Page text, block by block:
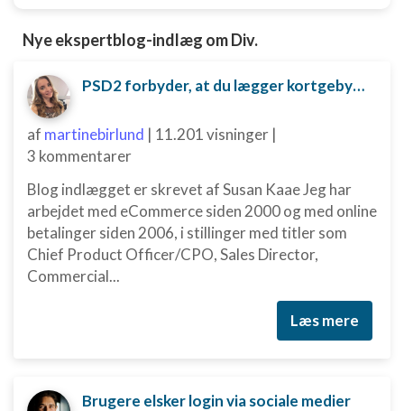
Nye ekspertblog-indlæg om Div.
PSD2 forbyder, at du lægger kortgebyret ud til dine kunder fra 1. januar 2018
af martinebirlund | 11.201 visninger |
3 kommentarer
Blog indlægget er skrevet af Susan Kaae Jeg har
arbejdet med eCommerce siden 2000 og med online
betalinger siden 2006, i stillinger med titler som
Chief Product Officer/CPO, Sales Director,
Commercial...
Læs mere
Brugere elsker login via sociale medier